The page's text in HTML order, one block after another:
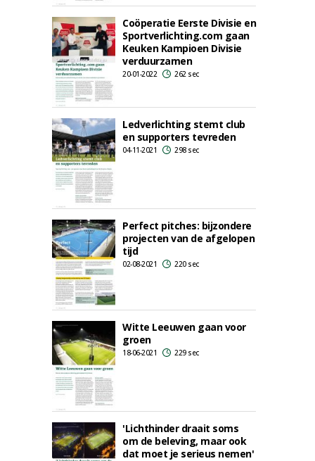
Coöperatie Eerste Divisie en
Sportverlichting.com gaan
Keuken Kampioen Divisie
verduurzamen
20-01-2022 262 sec
Ledverlichting stemt club
en supporters tevreden
04-11-2021 298 sec
Perfect pitches: bijzondere
projecten van de afgelopen
tijd
02-08-2021 220 sec
Witte Leeuwen gaan voor
groen
18-06-2021 229 sec
'Lichthinder draait soms
om de beleving, maar ook
dat moet je serieus nemen'